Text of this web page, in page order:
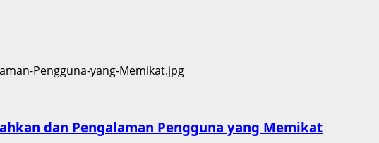
dan Pengalaman Pengguna yang Memikat